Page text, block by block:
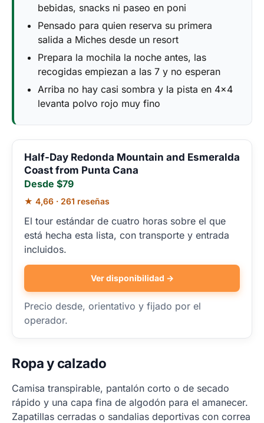
bebidas, snacks ni paseo en poni
Pensado para quien reserva su primera
salida a Miches desde un resort
Prepara la mochila la noche antes, las
recogidas empiezan a las 7 y no esperan
Arriba no hay casi sombra y la pista en 4x4
levanta polvo rojo muy fino
Half-Day Redonda Mountain and Esmeralda
Coast from Punta Cana
Desde $79
★ 4,66 · 261 reseñas
El tour estándar de cuatro horas sobre el que
está hecha esta lista, con transporte y entrada
incluidos.
Ver disponibilidad →
Precio desde, orientativo y fijado por el
operador.
Ropa y calzado
Camisa transpirable, pantalón corto o de secado
rápido y una capa fina de algodón para el amanecer.
Zapatillas cerradas o sandalias deportivas con correa